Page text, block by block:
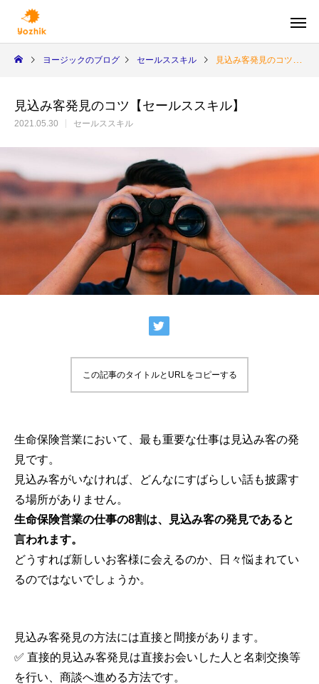
個人向け
生前贈与が積極的に行われている地域は沖
縄・北海道【ニーズ別知識】
2021.06.06
ヨージックのブログ セールススキル 見込み客発見のコツ【セールススキル】
見込み客発見のコツ【セールススキル】
2021.05.30 セールススキル
この記事のタイトルとURLをコピーする
生命保険営業において、最も重要な仕事は見込み客の発
見です。
見込み客がいなければ、どんなにすばらしい話も披露す
る場所がありません。
生命保険営業の仕事の8割は、見込み客の発見であると
言われます。
どうすれば新しいお客様に会えるのか、日々悩まれてい
るのではないでしょうか。
見込み客発見の方法には直接と間接があります。
✅ 直接的見込み客発見は直接お会いした人と名刺交換等
を行い、商談へ進める方法です。